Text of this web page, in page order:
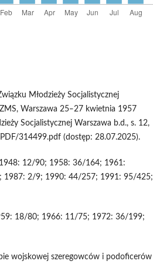
Młodzieży Socjalistycznej
Warszawa 25‒27 kwietnia 1957
Socjalistycznej Warszawa b.d., s. 12,
314499.pdf (dostęp: 28.07.2025).
12/90; 1958: 36/164; 1961:
2/9; 1990: 44/257; 1991: 95/425;
18/80; 1966: 11/75; 1972: 36/199;
wojskowej szeregowców i podoficerów